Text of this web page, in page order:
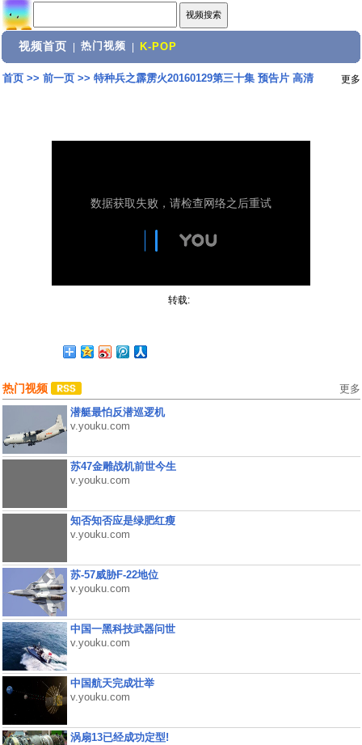
视频首页 热门视频 K-POP
首页>> 前一页>> 特种兵之霹雳火20160129第三十集 预告片 高清 更多
转载:
热门视频 更多
潜艇最怕反潜巡逻机
v.youku.com
苏47金雕战机前世今生
v.youku.com
知否知否应是绿肥红瘦
v.youku.com
苏-57威胁F-22地位
v.youku.com
中国一黑科技武器问世
v.youku.com
中国航天完成壮举
v.youku.com
涡扇13已经成功定型!